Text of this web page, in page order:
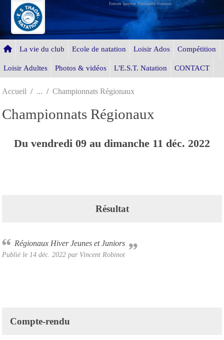
Entente Sportive Thaonnaise Natation
La vie du club Ecole de natation Loisir Ados Compétition
Loisir Adultes Photos & vidéos L'E.S.T. Natation CONTACT
Accueil Championnats Régionaux
Championnats Régionaux
Du vendredi 09 au dimanche 11 déc. 2022
Résultat
Régionaux Hiver Jeunes et Juniors
Publié le 14 déc. 2022 par Vincent Robinot
Compte-rendu
Panneau de gestion des cookies